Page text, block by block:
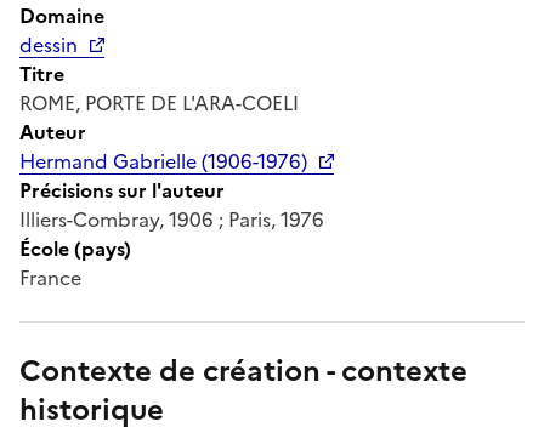
Domaine
dessin
Titre
ROME, PORTE DE L'ARA-COELI
Auteur
Hermand Gabrielle (1906-1976)
Précisions sur l'auteur
Illiers-Combray, 1906 ; Paris, 1976
École (pays)
France
Contexte de création - contexte
historique